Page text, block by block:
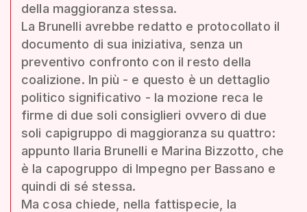
della maggioranza stessa.
La Brunelli avrebbe redatto e protocollato il
documento di sua iniziativa, senza un
preventivo confronto con il resto della
coalizione. In più - e questo è un dettaglio
politico significativo - la mozione reca le
firme di due soli consiglieri ovvero di due
soli capigruppo di maggioranza su quattro:
appunto Ilaria Brunelli e Marina Bizzotto, che
è la capogruppo di Impegno per Bassano e
quindi di sé stessa.
Ma cosa chiede, nella fattispecie, la